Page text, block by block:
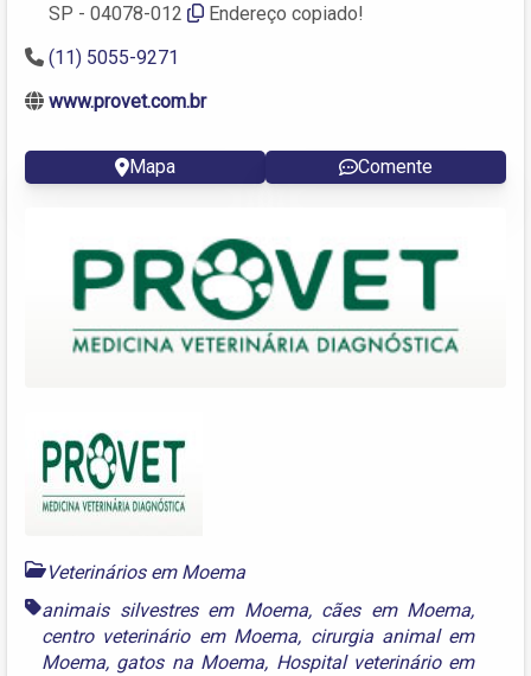
SP - 04078-012
Endereço copiado!
(11) 5055-9271
www.provet.com.br
Mapa Comente
Veterinários em Moema
animais silvestres em Moema, cães em Moema,
centro veterinário em Moema, cirurgia animal em
Moema, gatos na Moema, Hospital veterinário em